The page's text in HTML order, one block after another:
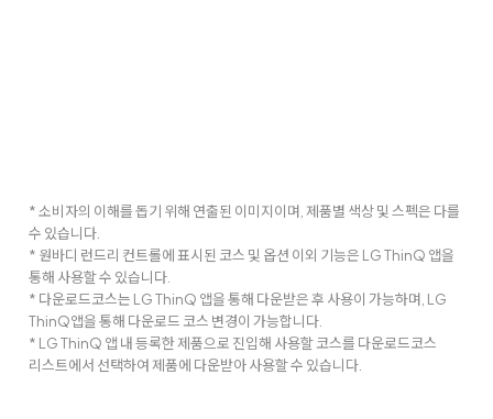
* 소비자의 이해를 돕기 위해 연출된 이미지이며, 제품별 색상 및 스펙은 다를
수 있습니다.
* 원바디 런드리 컨트롤에 표시된 코스 및 옵션 이외 기능은 LG ThinQ 앱을
통해 사용할 수 있습니다.
* 다운로드코스는 LG ThinQ 앱을 통해 다운받은 후 사용이 가능하며, LG
ThinQ앱을 통해 다운로드 코스 변경이 가능합니다.
* LG ThinQ 앱 내 등록한 제품으로 진입해 사용할 코스를 다운로드코스
리스트에서 선택하여 제품에 다운받아 사용할 수 있습니다.